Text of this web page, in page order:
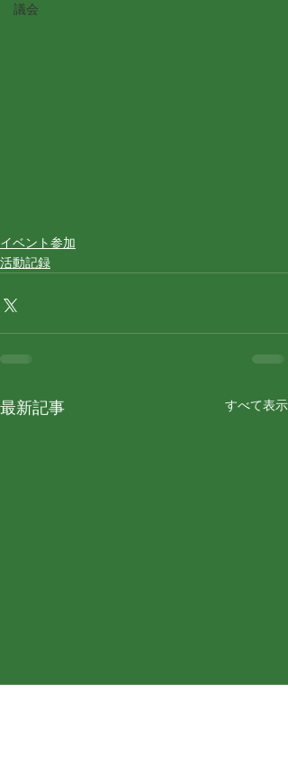
議会
イベント参加
活動記録
最新記事 すべて表示